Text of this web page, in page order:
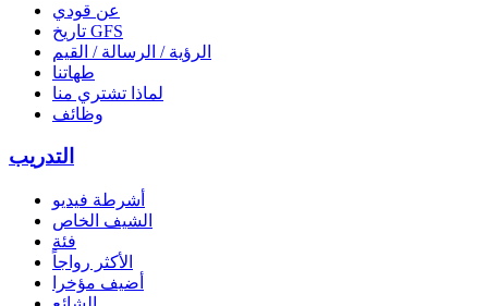
عن قودي
تاريخ GFS
الرؤية / الرسالة / القيم
طهاتنا
لماذا تشتري منا
وظائف
التدريب
أشرطة فيديو
الشيف الخاص
فئة
الأكثر رواجاً
أضيف مؤخرا